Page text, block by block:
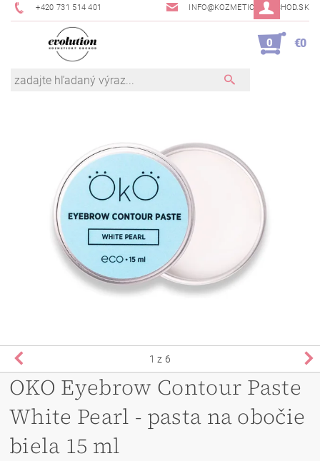
+420 731 514 401 INFO@KOZMETICKYOBCHOD.SK
0 €0
1 z 6
OKO Eyebrow Contour Paste
White Pearl - pasta na obočie
biela 15 ml